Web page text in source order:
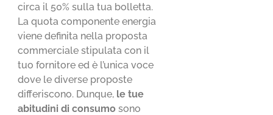
circa il 50% sulla tua bolletta.
La quota componente energia
viene definita nella proposta
commerciale stipulata con il
tuo fornitore ed è l’unica voce
dove le diverse proposte
differiscono. Dunque, le tue
abitudini di consumosono